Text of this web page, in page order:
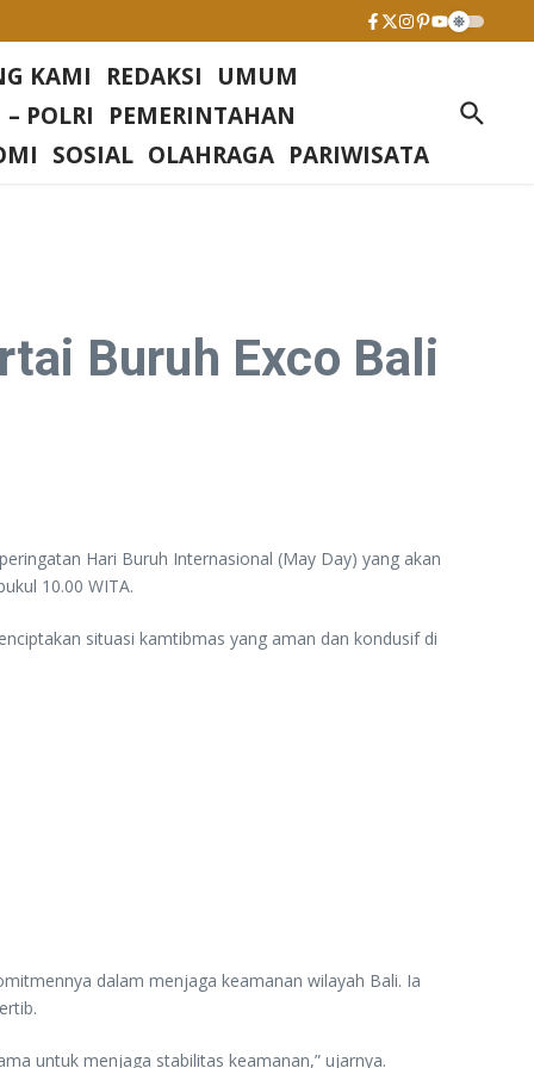
KAMI REDAKSI
UMUM
POLRI
PEMERINTAHAN
SOSIAL OLAHRAGA PARIWISATA
Buruh Exco Bali
Hari Buruh Internasional (May Day) yang akan
10.00 WITA.
situasi kamtibmas yang aman dan kondusif di
dalam menjaga keamanan wilayah Bali. Ia
untuk menjaga stabilitas keamanan,” ujarnya.